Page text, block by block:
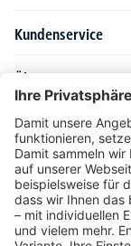
Kundenservice
Über DELTA-V
Produktsortiment
Ratgeber